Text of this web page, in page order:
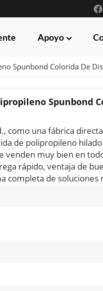
Apoyo
Spunbond Colorida De
Spunbond
como una fábrica
de polipropileno
venden muy bien en
rápido, ventaja de
completa de soluciones